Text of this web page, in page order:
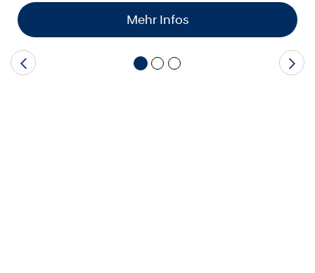
Mehr Infos